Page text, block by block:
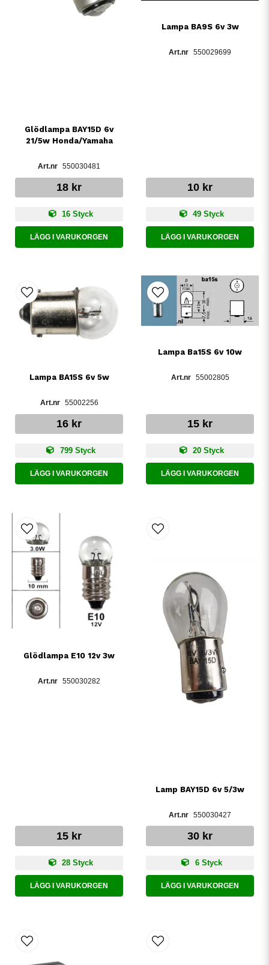
Glödlampa BAY15D 6v
21/5w Honda/Yamaha
550030481
18 kr
16 Styck
LÄGG I VARUKORGEN
Lampa BA9S 6v 3w
550029699
10 kr
49 Styck
LÄGG I VARUKORGEN
Lampa BA15S 6v 5w
55002256
16 kr
799 Styck
LÄGG I VARUKORGEN
Lampa Ba15S 6v 10w
55002805
15 kr
20 Styck
LÄGG I VARUKORGEN
Glödlampa E10 12v 3w
550030282
15 kr
28 Styck
LÄGG I VARUKORGEN
Lamp BAY15D 6v 5/3w
550030427
30 kr
6 Styck
LÄGG I VARUKORGEN